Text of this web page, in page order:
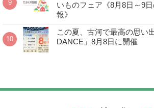
いものフェア《8月8日～9
報》
この夏、古河で最高の思い
DANCE」8月8日に開催